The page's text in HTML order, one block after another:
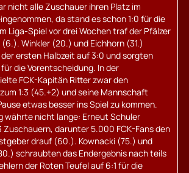
nicht alle Zuschauer ihren Platz im
da stand es schon 1:0 für die
Liga-Spiel vor drei Wochen traf der Pfälzer
Winkler (20.) und Eichhorn (31.)
ersten Halbzeit auf 3:0 und sorgten
die Vorentscheidung. In der
FCK-Kapitän Ritter zwar den
1:3 (45.+2) und seine Mannschaft
etwas besser ins Spiel zu kommen.
währte nicht lange: Erneut Schuler
Zuschauern, darunter 5.000 FCK-Fans den
drauf (60.). Kownacki (75.) und
schraubten das Endergebnis nach teils
der Roten Teufel auf 6:1 für die